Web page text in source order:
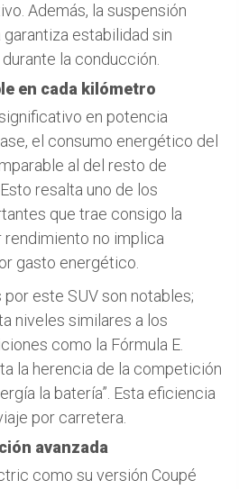
Además, la suspensión
estabilidad sin
la conducción.
en cada kilómetro
en potencia
el consumo energético del
al del resto de
resalta uno de los
que trae consigo la
no implica
gasto energético.
este SUV son notables;
niveles similares a los
como la Fórmula E.
la herencia de la competición
la batería”. Esta eficiencia
por carretera.
avanzada
como su versión Coupé